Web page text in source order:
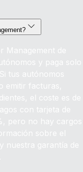
Management de
y paga solo
tus autónomos
emitir facturas,
el coste es de
con tarjeta de
pero no hay cargos
sobre el
nuestra garantía de